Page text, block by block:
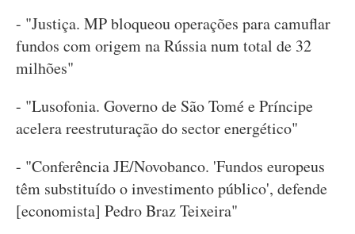
- "Justiça. MP bloqueou operações para camuflar
fundos com origem na Rússia num total de 32
milhões"
- "Lusofonia. Governo de São Tomé e Príncipe
acelera reestruturação do sector energético"
- "Conferência JE/Novobanco. 'Fundos europeus
têm substituído o investimento público', defende
[economista] Pedro Braz Teixeira"